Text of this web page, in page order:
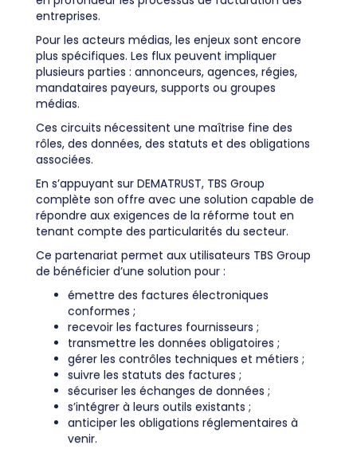
entreprises.
Pour les acteurs médias, les enjeux sont encore
plus spécifiques. Les flux peuvent impliquer
plusieurs parties : annonceurs, agences, régies,
mandataires payeurs, supports ou groupes
médias.
Ces circuits nécessitent une maîtrise fine des
rôles, des données, des statuts et des obligations
associées.
En s’appuyant sur DEMATRUST, TBS Group
complète son offre avec une solution capable de
répondre aux exigences de la réforme tout en
tenant compte des particularités du secteur.
Ce partenariat permet aux utilisateurs TBS Group
de bénéficier d’une solution pour :
émettre des factures électroniques
conformes ;
recevoir les factures fournisseurs ;
transmettre les données obligatoires ;
gérer les contrôles techniques et métiers ;
suivre les statuts des factures ;
sécuriser les échanges de données ;
s’intégrer à leurs outils existants ;
anticiper les obligations réglementaires à
venir.